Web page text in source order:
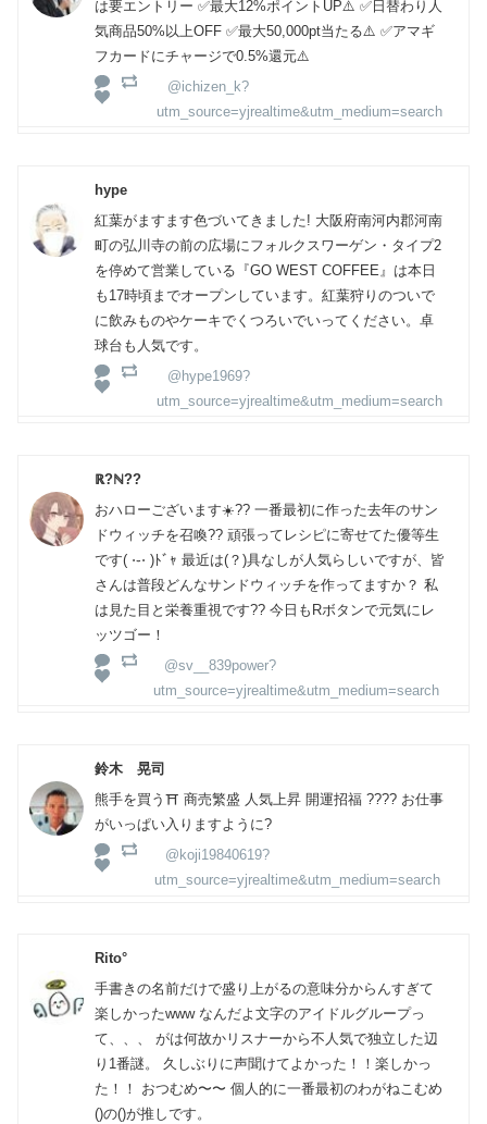
は要エントリー ✅最大12%ポイントUP⚠️ ✅日替わり人
気商品50%以上OFF ✅最大50,000pt当たる⚠️ ✅アマギ
フカードにチャージで0.5%還元⚠️
@ichizen_k?
utm_source=yjrealtime&utm_medium=search
hype
紅葉がますます色づいてきました! 大阪府南河内郡河南
町の弘川寺の前の広場にフォルクスワーゲン・タイプ2
を停めて営業している『GO WEST COFFEE』は本日
も17時頃までオープンしています。紅葉狩りのついで
に飲みものやケーキでくつろいでいってください。卓
球台も人気です。
@hype1969?
utm_source=yjrealtime&utm_medium=search
ℝ?ℕ??
おハローございます☀️?? 一番最初に作った去年のサン
ドウィッチを召喚?? 頑張ってレシピに寄せてた優等生
です( ⋅֊⋅ )ﾄﾞｬ 最近は(？)具なしが人気らしいですが、皆
さんは普段どんなサンドウィッチを作ってますか？ 私
は見た目と栄養重視です?? 今日もRボタンで元気にレ
ッツゴー！
@sv__839power?
utm_source=yjrealtime&utm_medium=search
鈴木 晃司
熊手を買う⛩️ 商売繁盛 人気上昇 開運招福 ???? お仕事
がいっぱい入りますように?
@koji19840619?
utm_source=yjrealtime&utm_medium=search
Rito°
手書きの名前だけで盛り上がるの意味分からんすぎて
楽しかったwww なんだよ文字のアイドルグループっ
て、、、 がは何故かリスナーから不人気で独立した辺
り1番謎。 久しぶりに声聞けてよかった！！楽しかっ
た！！ おつむめ〜〜 個人的に一番最初のわがねこむめ
()の()が推しです。